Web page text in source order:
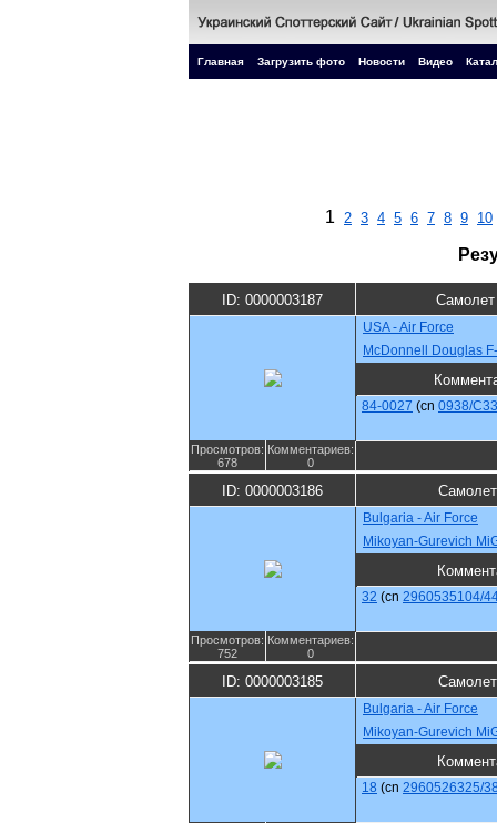
Главная Загрузить фото Новости Видео
1 2 3 4 5 6 7 8 9 10
ID: 0000003187 Самолет
USA - Air Force
McDonnell Douglas
84-0027 (cn 0938/
Просмотров:
678
Комментариев:
0
ID: 0000003186
Bulgaria - Air Force
Mikoyan-Gurevich
32 (cn 2960535104/
Просмотров:
752
Комментариев:
0
ID: 0000003185
Bulgaria - Air Force
Mikoyan-Gurevich
18 (cn 2960526325/